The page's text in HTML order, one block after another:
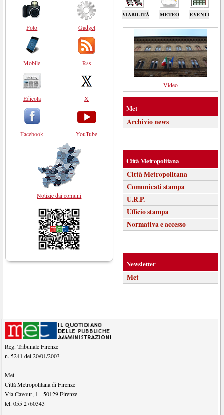
VIABILITÀ METEO EVENTI
Foto
Mobile
Edicola
Facebook
Gadget
Rss
X
YouTube
Notizie dai comuni
Video
Met
Archivio news
Città Metropolitana
Città Metropolitana
Comunicati stampa
U.R.P.
Ufficio stampa
Normativa e accesso
Newsletter
Met
Reg. Tribunale Firenze
n. 5241 del 20/01/2003
Met
Città Metropolitana di Firenze
Via Cavour, 1 - 50129 Firenze
tel.055 2760343